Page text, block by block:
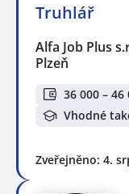
Truhlář
Alfa Job Plus
Plzeň
36 000 – 46
Vhodné
Zveřejněno: 4.